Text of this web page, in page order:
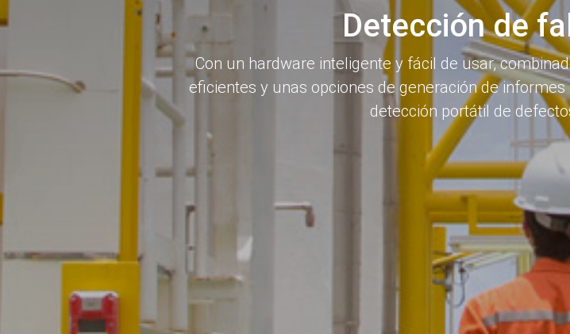
Detección de
Con un hardware inteligente y fácil de usar,
eficientes y unas opciones de generación de
detección portátil de